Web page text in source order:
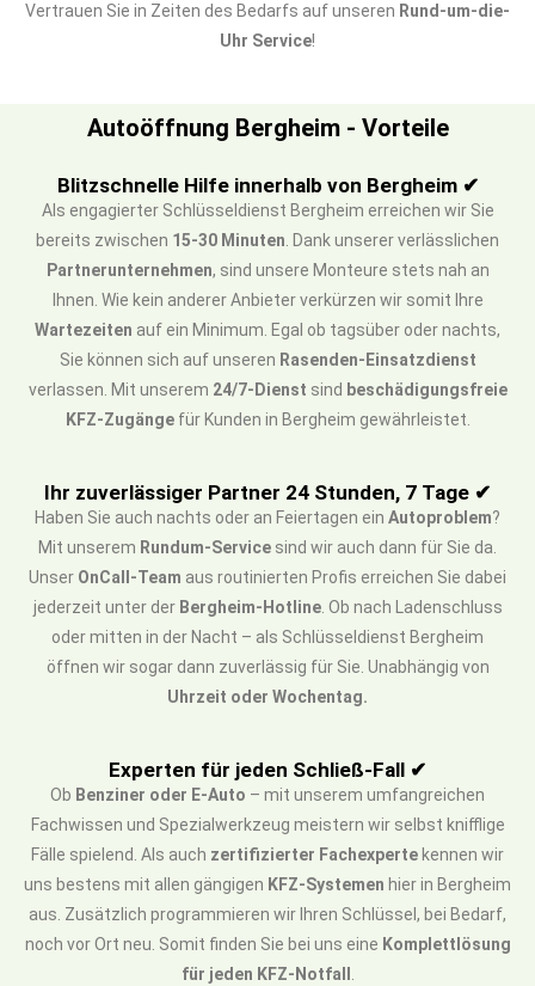
Vertrauen Sie in Zeiten des Bedarfs auf unseren Rund-um-die-
Uhr Service!
Autoöffnung Bergheim - Vorteile
Blitzschnelle Hilfe innerhalb von Bergheim ✔
Als engagierter Schlüsseldienst Bergheim erreichen wir Sie
bereits zwischen 15-30 Minuten . Dank unserer verlässlichen
Partnerunternehmen, sind unsere Monteure stets nah an
Ihnen. Wie kein anderer Anbieter verkürzen wir somit Ihre
Wartezeiten auf ein Minimum. Egal ob tagsüber oder nachts,
Sie können sich auf unseren Rasenden-Einsatzdienst
verlassen. Mit unserem 24/7-Dienst sind beschädigungsfreie
KFZ-Zugängefür Kunden in Bergheim gewährleistet.
Ihr zuverlässiger Partner 24 Stunden, 7 Tage ✔
Haben Sie auch nachts oder an Feiertagen ein Autoproblem?
Mit unserem Rundum-Service sind wir auch dann für Sie da.
Unser OnCall-Team aus routinierten Profis erreichen Sie dabei
jederzeit unter der Bergheim-Hotline. Ob nach Ladenschluss
oder mitten in der Nacht – als Schlüsseldienst Bergheim
öffnen wir sogar dann zuverlässig für Sie. Unabhängig von
Uhrzeit oder Wochentag.
Experten für jeden Schließ-Fall ✔
Ob Benziner oder E-Auto – mit unserem umfangreichen
Fachwissen und Spezialwerkzeug meistern wir selbst knifflige
Fälle spielend. Als auch zertifizierter Fachexperte kennen wir
uns bestens mit allen gängigen KFZ-Systemen hier in Bergheim
aus. Zusätzlich programmieren wir Ihren Schlüssel, bei Bedarf,
noch vor Ort neu. Somit finden Sie bei uns eine Komplettlösung
für jeden KFZ-Notfall